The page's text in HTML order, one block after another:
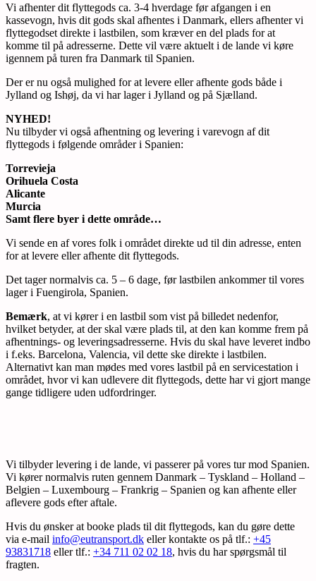
Vi afhenter dit flyttegods ca. 3-4 hverdage før afgangen i en
kassevogn, hvis dit gods skal afhentes i Danmark, ellers afhenter vi
flyttegodset direkte i lastbilen, som kræver en del plads for at
komme til på adresserne. Dette vil være aktuelt i de lande vi køre
igennem på turen fra Danmark til Spanien.
Der er nu også mulighed for at levere eller afhente gods både i
Jylland og Ishøj, da vi har lager i Jylland og på Sjælland.
NYHED!
Nu tilbyder vi også afhentning og levering i varevogn af dit
flyttegods i følgende områder i Spanien:
Torrevieja
Orihuela Costa
Alicante
Murcia
Samt flere byer i dette område…
Vi sende en af vores folk i området direkte ud til din adresse, enten
for at levere eller afhente dit flyttegods.
Det tager normalvis ca. 5 – 6 dage, før lastbilen ankommer til vores
lager i Fuengirola, Spanien.
Bemærk, at vi kører i en lastbil som vist på billedet nedenfor,
hvilket betyder, at der skal være plads til, at den kan komme frem på
afhentnings- og leveringsadresserne. Hvis du skal have leveret indbo
i f.eks. Barcelona, Valencia, vil dette ske direkte i lastbilen.
Alternativt kan man mødes med vores lastbil på en servicestation i
området, hvor vi kan udlevere dit flyttegods, dette har vi gjort mange
gange tidligere uden udfordringer.
Vi tilbyder levering i de lande, vi passerer på vores tur mod Spanien.
Vi kører normalvis ruten gennem Danmark – Tyskland – Holland –
Belgien – Luxembourg – Frankrig – Spanien og kan afhente eller
aflevere gods efter aftale.
Hvis du ønsker at booke plads til dit flyttegods, kan du gøre dette
via e-mail info@eutransport.dk eller kontakte os på tlf.: +45
93831718 eller tlf.: +34 711 02 02 18, hvis du har spørgsmål til
fragten.